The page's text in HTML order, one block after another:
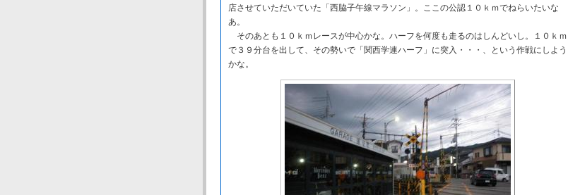
店させていただいていた「西脇子午線マラソン」。ここの公認１０ｋｍでねらいたいな
あ。
そのあとも１０ｋｍレースが中心かな。ハーフを何度も走るのはしんどいし。１０ｋｍ
で３９分台を出して、その勢いで「関西学連ハーフ」に突入・・・、という作戦にしよう
かな。